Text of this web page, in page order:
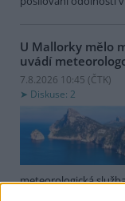
U Mallorky mělo
uvádí
7.8.2026 10:45 (ČTK)
Diskuse: 2
meteorologická